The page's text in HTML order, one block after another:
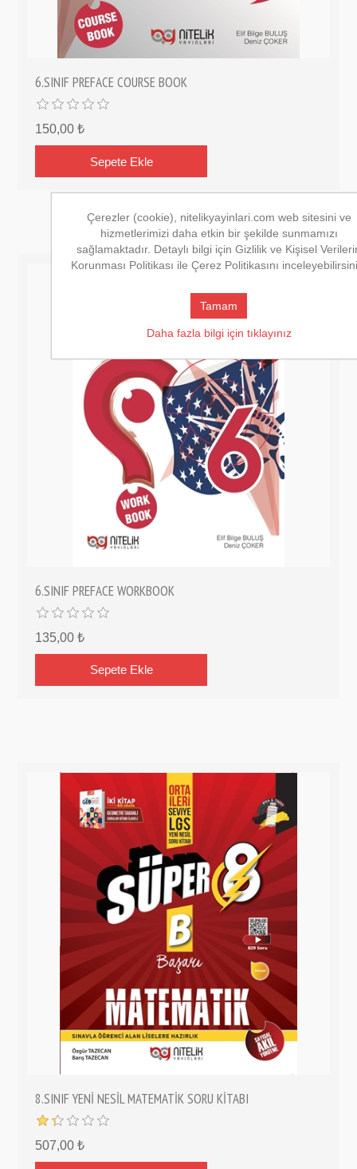
6.SINIF PREFACE COURSE BOOK
150,00 ₺
6.SINIF PREFACE WORKBOOK
135,00 ₺
8.SINIF YENİ NESİL MATEMATİK SORU KİTABI
507,00 ₺
Çerezler (cookie), nitelikyayinlari.com web sitesini ve
hizmetlerimizi daha etkin bir şekilde sunmamızı
sağlamaktadır. Detaylı bilgi için Gizlilik ve Kişisel
Korunması Politikası ile Çerez Politikasını
Tamam
Daha fazla bilgi için tıklayınız